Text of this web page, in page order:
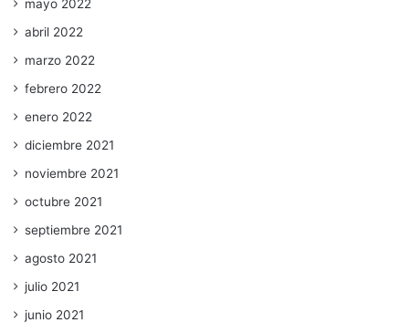
mayo 2022
abril 2022
marzo 2022
febrero 2022
enero 2022
diciembre 2021
noviembre 2021
octubre 2021
septiembre 2021
agosto 2021
julio 2021
junio 2021